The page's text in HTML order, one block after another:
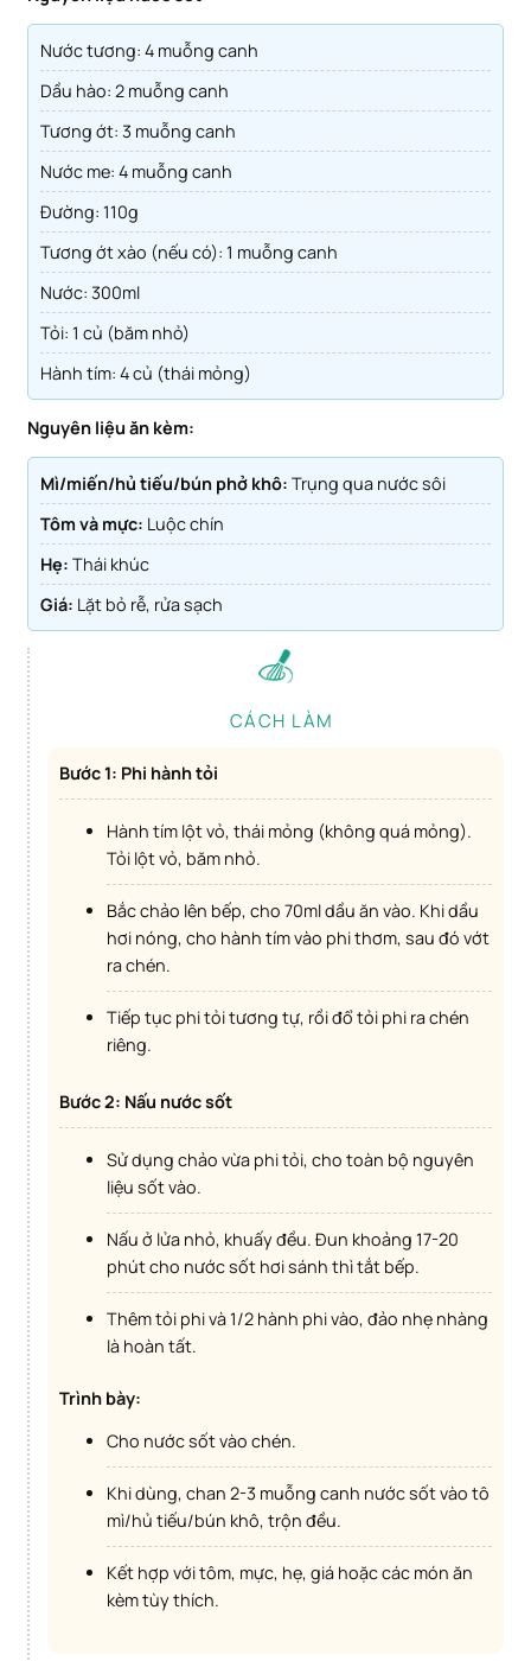
Nước tương: 4 muỗng canh
Dầu hào: 2 muỗng canh
Tương ớt: 3 muỗng canh
Nước me: 4 muỗng canh
Đường: 110g
Tương ớt xào (nếu có): 1 muỗng canh
Nước: 300ml
Tỏi: 1 củ (băm nhỏ)
Hành tím: 4 củ (thái mỏng)
Nguyên liệu ăn kèm:
Mì/miến/hủ tiếu/bún phở khô: Trụng qua nước sôi
Tôm và mực: Luộc chín
Hẹ: Thái khúc
Giá: Lặt bỏ rễ, rửa sạch
CÁCH LÀM
Bước 1: Phi hành tỏi
Hành tím lột vỏ, thái mỏng (không quá mỏng).
Tỏi lột vỏ, băm nhỏ.
Bắc chảo lên bếp, cho 70ml dầu ăn vào. Khi dầu
hơi nóng, cho hành tím vào phi thơm, sau đó vớt
ra chén.
Tiếp tục phi tỏi tương tự, rồi đổ tỏi phi ra chén
riêng.
Bước 2: Nấu nước sốt
Sử dụng chảo vừa phi tỏi, cho toàn bộ nguyên
liệu sốt vào.
Nấu ở lửa nhỏ, khuấy đều. Đun khoảng 17-20
phút cho nước sốt hơi sánh thì tắt bếp.
Thêm tỏi phi và 1/2 hành phi vào, đảo nhẹ nhàng
là hoàn tất.
Trình bày:
Cho nước sốt vào chén.
Khi dùng, chan 2-3 muỗng canh nước sốt vào tô
mì/hủ tiếu/bún khô, trộn đều.
Kết hợp với tôm, mực, hẹ, giá hoặc các món ăn
kèm tùy thích.